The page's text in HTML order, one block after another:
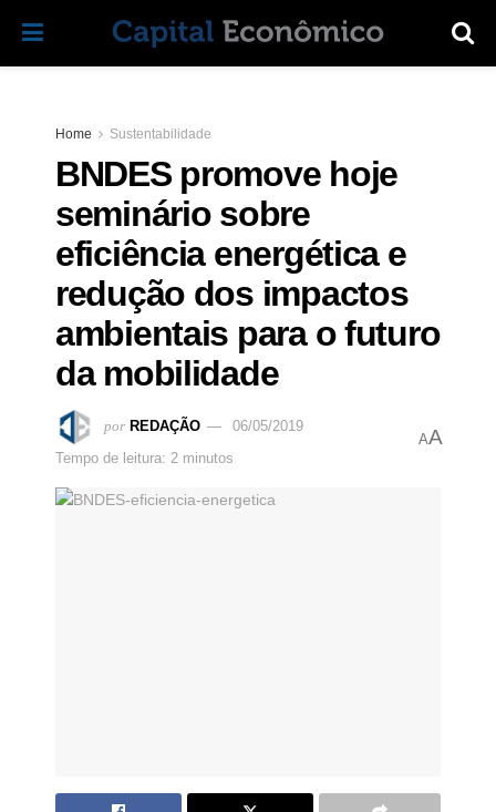
Home Sustentabilidade
BNDES promove hoje
seminário sobre
eficiência energética e
redução dos impactos
ambientais para o futuro
da mobilidade
por REDAÇÃO
06/05/2019
Tempo de leitura: 2 minutos
AA